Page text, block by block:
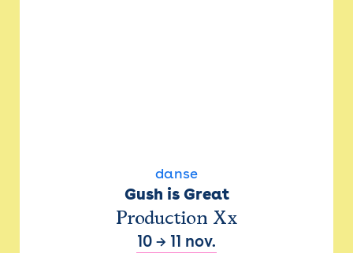
danse
Gush is Great
Production Xx
10 → 11 nov.